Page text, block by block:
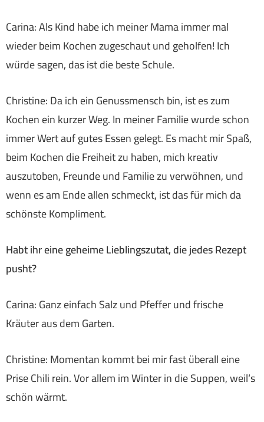
Carina: Als Kind habe ich meiner Mama immer mal
wieder beim Kochen zugeschaut und geholfen! Ich
würde sagen, das ist die beste Schule.
Christine: Da ich ein Genussmensch bin, ist es zum
Kochen ein kurzer Weg. In meiner Familie wurde schon
immer Wert auf gutes Essen gelegt. Es macht mir Spaß,
beim Kochen die Freiheit zu haben, mich kreativ
auszutoben, Freunde und Familie zu verwöhnen, und
wenn es am Ende allen schmeckt, ist das für mich da
schönste Kompliment.
Habt ihr eine geheime Lieblingszutat, die jedes Rezept
pusht?
Carina: Ganz einfach Salz und Pfeffer und frische
Kräuter aus dem Garten.
Christine: Momentan kommt bei mir fast überall eine
Prise Chili rein. Vor allem im Winter in die Suppen, weil‘s
schön wärmt.